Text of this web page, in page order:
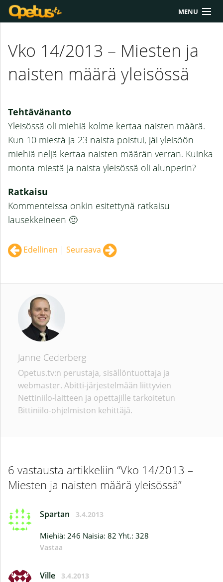
MENU
Lukio
Yläkoulu
Extrat
Chat
Polku
Vko 14/2013 – Miesten ja
naisten määrä yleisössä
Tehtävänanto
Yleisössä oli miehiä kolme kertaa naisten määrä.
Kun 10 miestä ja 23 naista poistui, jäi yleisöön
miehiä neljä kertaa naisten määrän verran. Kuinka
monta miestä ja naista yleisössä oli alunperin?
Ratkaisu
Kommenteissa onkin esitettynä ratkaisu
lausekkeineen 🙂
Edellinen | Seuraava
Janne Cederberg
Opetus.tv:n perustaja, sisällöntuottaja ja
webmaster. Abitti-järjestelmään liittyvien
Nettiniilo-laitteen ja opettajille tarkoitetun
Bittiniilo-ohjelmiston kehittäjä.
6 vastausta artikkeliin “Vko 14/2013 –
Miesten ja naisten määrä yleisössä”
Spartan 3.4.2013
Miehiä: 246 Naisia: 82 Yht.: 328
Vastaa
Ville 3.4.2013